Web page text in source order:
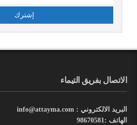
الاتصال بفريق التيماء
البريد الالكتروني : info@attayma.com
الهاتف :98670581